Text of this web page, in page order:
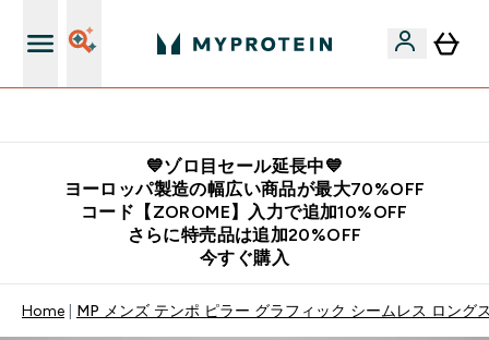
💙ゾロ目セール延長中💙
ヨーロッパ製造の幅広い商品が最大70%OFF
コード【ZOROME】入力で追加10%OFF
さらに特売品は追加20%OFF
今すぐ購入
Home MP メンズ テンポ ピラー グラフィック シームレス ロング